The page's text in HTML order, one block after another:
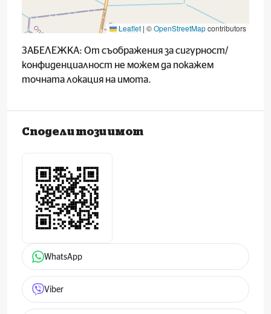
Leaflet | ©OpenStreetMapcontributors
ЗАБЕЛЕЖКА: От съображения за сигурност/
конфиденциалност не можем да покажем
точната локация на имота.
Сподели този имот
WhatsApp
Viber